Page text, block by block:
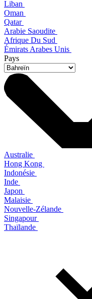
Liban
Oman
Qatar
Arabie Saoudite
Afrique Du Sud
Émirats Arabes Unis
Pays
Australie
Hong Kong
Indonésie
Inde
Japon
Malaisie
Nouvelle-Zélande
Singapour
Thaïlande